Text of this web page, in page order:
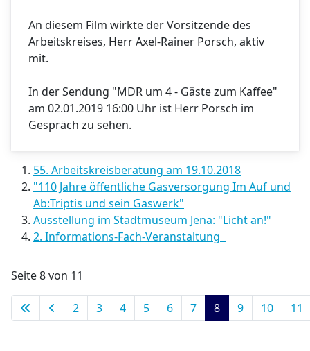
An diesem Film wirkte der Vorsitzende des
Arbeitskreises, Herr Axel-Rainer Porsch, aktiv
mit.
In der Sendung "MDR um 4 - Gäste zum Kaffee"
am 02.01.2019 16:00 Uhr ist Herr Porsch im
Gespräch zu sehen.
55. Arbeitskreisberatung am 19.10.2018
"110 Jahre öffentliche Gasversorgung Im Auf und
Ab:Triptis und sein Gaswerk"
Ausstellung im Stadtmuseum Jena: "Licht an!"
2. Informations-Fach-Veranstaltung
Seite 8 von 11
2 3 4 5 6 7 8 9 10 11